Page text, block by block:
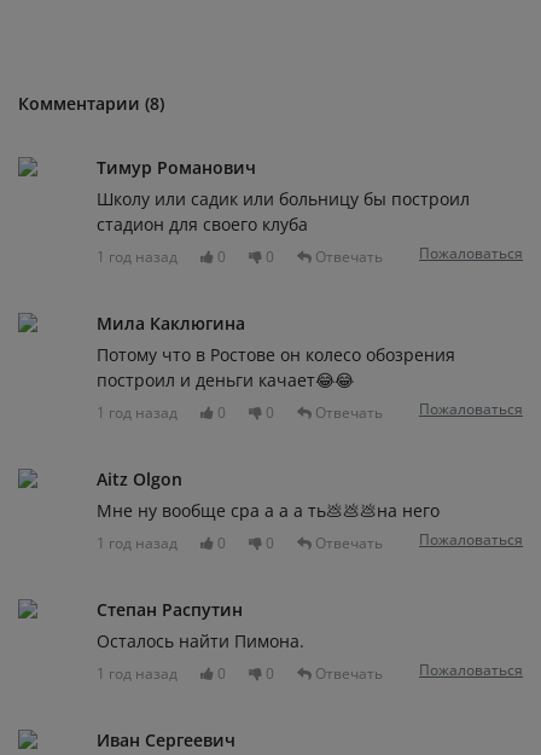
Комментарии (8)
Тимур Романович
Школу или садик или больницу бы построил
стадион для своего клуба
1 год назад 0 0 Отвечать Пожаловаться
Мила Каклюгина
Потому что в Ростове он колесо обозрения
построил и деньги качает😂😂
1 год назад 0 0 Отвечать Пожаловаться
Aitz Olgon
Мне ну вообще сра а а а ть💩💩💩на него
1 год назад 0 0 Отвечать Пожаловаться
Степан Распутин
Осталось найти Пимона.
1 год назад 0 0 Отвечать Пожаловаться
Иван Сергеевич